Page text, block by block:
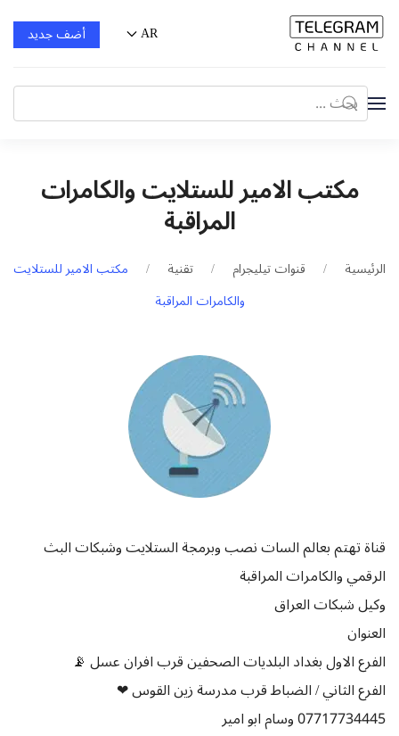
AR أضف جديد
مكتب الامير للستلايت والكامرات
المراقبة
الرئيسية قنوات تيليجرام تقنية
مكتب الامير للستلايت
والكامرات المراقبة
قناة تهتم بعالم السات نصب وبرمجة الستلايت وشبكات البث
الرقمي والكامرات المراقبة
وكيل شبكات العراق
العنوان
الفرع الاول بغداد البلديات الصحفين قرب افران عسل 📡
الفرع الثاني / الضباط قرب مدرسة زين القوس ❤
07717734445 وسام ابو امير